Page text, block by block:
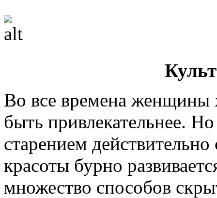
Во все времена женщины
быть привлекательнее.
старением
красоты бурно
множество способов